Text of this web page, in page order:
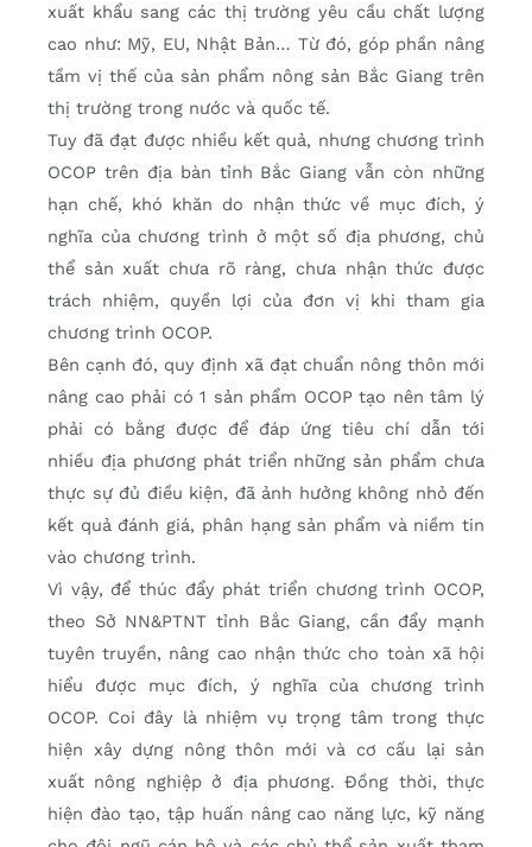
xuất khẩu sang các thị trường yêu cầu chất lượng
cao như: Mỹ, EU, Nhật Bản… Từ đó, góp phần nâng
tầm vị thế của sản phẩm nông sản Bắc Giang trên
thị trường trong nước và quốc tế.
Tuy đã đạt được nhiều kết quả, nhưng chương trình
OCOP trên địa bàn tỉnh Bắc Giang vẫn còn những
hạn chế, khó khăn do nhận thức về mục đích, ý
nghĩa của chương trình ở một số địa phương, chủ
thể sản xuất chưa rõ ràng, chưa nhận thức được
trách nhiệm, quyền lợi của đơn vị khi tham gia
chương trình OCOP.
Bên cạnh đó, quy định xã đạt chuẩn nông thôn mới
nâng cao phải có 1 sản phẩm OCOP tạo nên tâm lý
phải có bằng được để đáp ứng tiêu chí dẫn tới
nhiều địa phương phát triển những sản phẩm chưa
thực sự đủ điều kiện, đã ảnh hưởng không nhỏ đến
kết quả đánh giá, phân hạng sản phẩm và niềm tin
vào chương trình.
Vì vậy, để thúc đẩy phát triển chương trình OCOP,
theo Sở NN&PTNT tỉnh Bắc Giang, cần đẩy mạnh
tuyên truyền, nâng cao nhận thức cho toàn xã hội
hiểu được mục đích, ý nghĩa của chương trình
OCOP. Coi đây là nhiệm vụ trọng tâm trong thực
hiện xây dựng nông thôn mới và cơ cấu lại sản
xuất nông nghiệp ở địa phương. Đồng thời, thực
hiện đào tạo, tập huấn nâng cao năng lực, kỹ năng